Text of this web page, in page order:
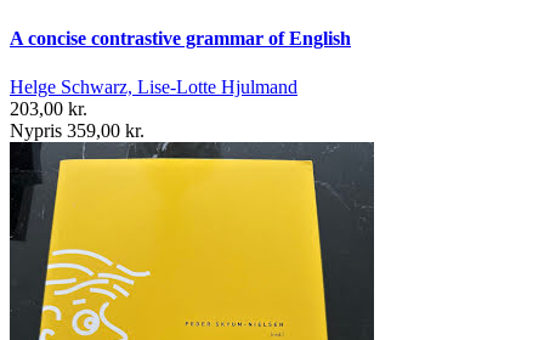
A concise contrastive grammar of English
Helge Schwarz, Lise-Lotte Hjulmand
203,00 kr.
Nypris 359,00 kr.